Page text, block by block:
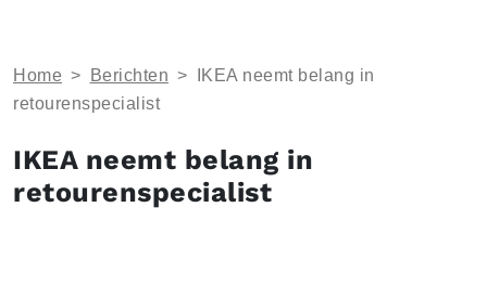
Home > Berichten >
IKEA neemt belang in
retourenspecialist
IKEA neemt belang in
retourenspecialist